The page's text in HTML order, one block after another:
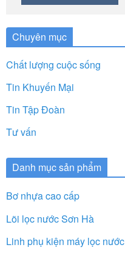
Chuyên mục
Chất lượng cuộc sống
Tin Khuyến Mại
Tin Tập Đoàn
Tư vấn
Danh mục sản phẩm
Bơ nhựa cao cấp
Lõi lọc nước Sơn Hà
Linh phụ kiện máy lọc nước